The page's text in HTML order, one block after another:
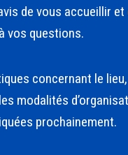
de vous accueillir et
vos questions.
concernant le
modalités
prochainement.